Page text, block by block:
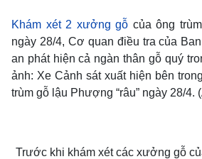
Cuộc sống đó đây
Hồ sơ
Ảnh
E-
Khám xét 2 xưởng gỗ của ông
ngày 28/4, Cơ quan điều tra của
an phát hiện cả ngàn thân gỗ quý
ảnh: Xe Cảnh sát xuất hiện bên
trùm gỗ lậu Phượng “râu” ngày 28/4.
Trước khi khám xét các xưởng gỗ